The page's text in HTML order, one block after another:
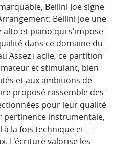
Bellini Joe signe
Bellini Joe une
et piano qui s'impose
dans ce domaine du
Assez Facile, ce partition
et stimulant, bien
et aux ambitions de
proposé rassemble des
pour leur qualité
pertinence instrumentale,
la fois technique et
L'écriture valorise les